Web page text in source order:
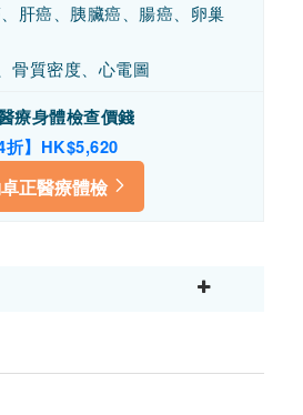
肝癌、胰臟癌、腸癌、卵巢
骨質密度、心電圖
療身體檢查價錢
4折】HK$5,620
正醫療體檢